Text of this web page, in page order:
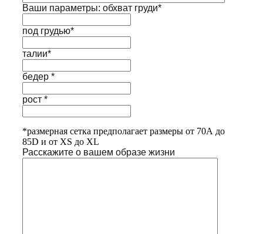
Ваши параметры: обхват груди*
под грудью*
талии*
бедер *
рост *
*размерная сетка предполагает размеры от 70А до
85D и от XS до XL
Расскажите о вашем образе жизни